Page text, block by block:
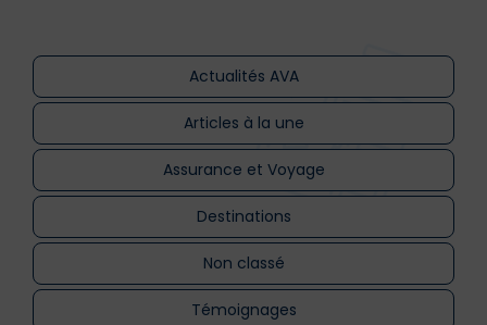
Actualités AVA
Articles à la une
Assurance et Voyage
Destinations
Non classé
Témoignages